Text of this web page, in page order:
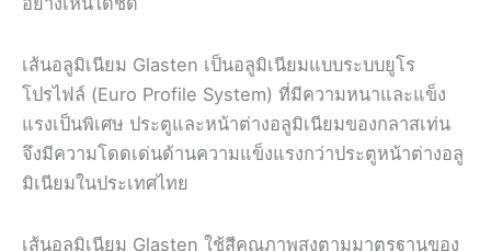
เส้นอลูมิเนียม Glasten เป็นอลูมิเนียมแบบระบบยูโร
โปรไฟล์ (Euro Profile System) ที่มีความหนาและแข็ง
แรงเป็นพิเศษ ประตูและหน้าต่างอลูมิเนียมของกลาสเท่น
จึงมีความโดดเด่นด้านความแข็งแรงกว่าประตูหน้าต่างอลู
มิเนียมในประเทศไทย
เส้นอลูมิเนียม Glasten ใช้สีคุณภาพสูงตามมาตรฐานของ